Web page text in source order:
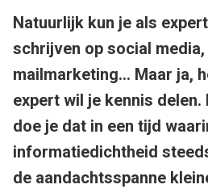
Natuurlijk kun je als
schrijven op social
mailmarketing… Maar ja,
expert wil je kennis
doe je dat in een tijd
informatiedichtheid
de aandachtsspanne